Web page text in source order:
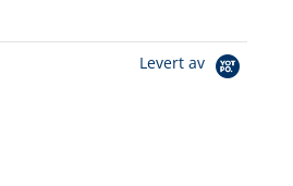
Levert av